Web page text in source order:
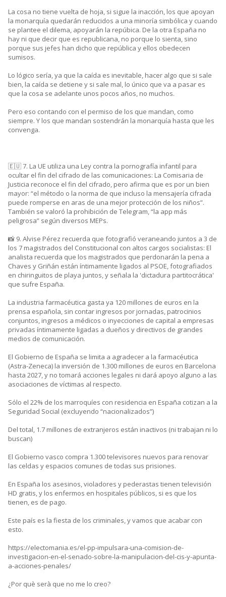
La cosa no tiene vuelta de hoja, si sigue la inacción, los que apoyan
la monarquía quedarán reducidos a una minoría simbólica y cuando
se plantee el dilema, apoyarán la repúbica. De la otra España no
hay ni que decir que es republicana, no porque lo sienta, sino
porque sus jefes han dicho que república y ellos obedecen
sumisos.
Lo lógico sería, ya que la caída es inevitable, hacer algo que si sale
bien, la caída se detiene y si sale mal, lo único que va a pasar es
que la cosa se adelante unos pocos años, no muchos.
Pero eso contando con el permiso de los que mandan, como
siempre. Y los que mandan sostendrán la monarquía hasta que les
convenga.
🇪🇺 7. La UE utiliza una Ley contra la pornografía infantil para
ocultar el fin del cifrado de las comunicaciones: La Comisaria de
Justicia reconoce el fin del cifrado, pero afirma que es por un bien
mayor: “el método o la norma de que incluso la mensajería cifrada
puede romperse en aras de una mejor protección de los niños”.
También se valoró la prohibición de Telegram, “la app más
peligrosa” según diversos MEPs.
📸 9. Alvise Pérez recuerda que fotografió veraneando juntos a 3 de
los 7 magistrados del Constitucional con altos cargos socialistas: El
analista recuerda que los magistrados que perdonarán la pena a
Chaves y Griñán están íntimamente ligados al PSOE, fotografiados
en chiringuitos de playa juntos, y señala la 'dictadura partitocrática'
que sufre España.
La industria farmacéutica gasta ya 120 millones de euros en la
prensa española, sin contar ingresos por jornadas, patrocinios
conjuntos, ingresos a médicos o inyecciones de capital a empresas
privadas íntimamente ligadas a dueños y directivos de grandes
medios de comunicación.
El Gobierno de España se limita a agradecer a la farmacéutica
(Astra-Zeneca) la inversión de 1.300 millones de euros en Barcelona
hasta 2027, y no tomará acciones legales ni dará apoyo alguno a las
asociaciones de víctimas al respecto.
Sólo el 22% de los marroquíes con residencia en España cotizan a la
Seguridad Social (excluyendo “nacionalizados”)
Del total, 1.7 millones de extranjeros están inactivos (ni trabajan ni lo
buscan)
El Gobierno vasco compra 1.300 televisores nuevos para renovar
las celdas y espacios comunes de todas sus prisiones.
En España los asesinos, violadores y pederastas tienen televisión
HD gratis, y los enfermos en hospitales públicos, si es que los
tienen, es de pago.
Este país es la fiesta de los criminales, y vamos que acabar con
esto.
https://electomania.es/el-pp-impulsara-una-comision-de-
investigacion-en-el-senado-sobre-la-manipulacion-del-cis-y-apunta-
a-acciones-penales/
¿Por què serà que no me lo creo?